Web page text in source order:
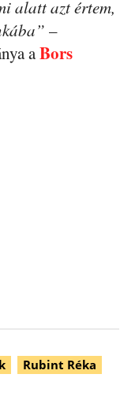
alatt azt értem,
–
aBors
Rubint Réka